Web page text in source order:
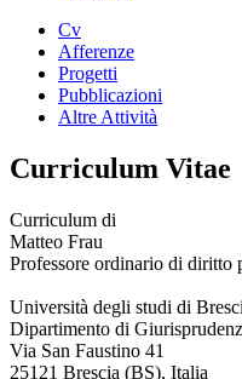
Cv
Afferenze
Progetti
Pubblicazioni
Altre Attività
Curriculum Vitae
Curriculum di
Matteo Frau
Professore ordinario di diritto
Università degli studi di
Dipartimento di
Via San Faustino 41
25121 Brescia (BS), Italia